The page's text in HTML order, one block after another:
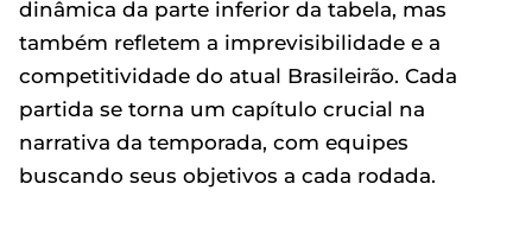
dinâmica da parte inferior da tabela, mas
também refletem a imprevisibilidade e a
competitividade do atual Brasileirão. Cada
partida se torna um capítulo crucial na
narrativa da temporada, com equipes
buscando seus objetivos a cada rodada.